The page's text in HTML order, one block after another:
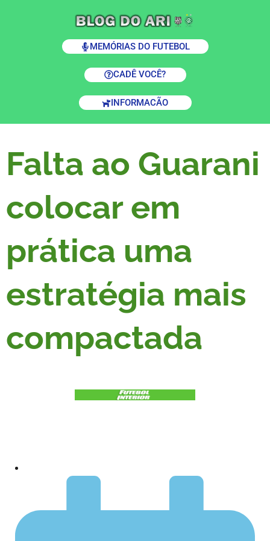
MEMÓRIAS DO FUTEBOL
CADÊ VOCÊ?
INFORMACÃO
Falta ao Guarani
colocar em
prática uma
estratégia mais
compactada